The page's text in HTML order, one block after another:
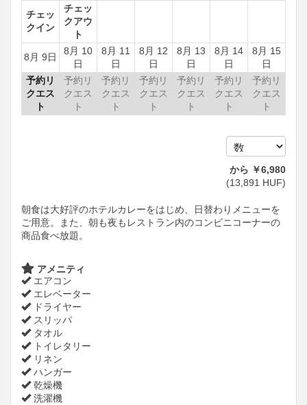
チェッ
クイン
チェッ
クアウ
ト
8月 9日
8月 10
日
8月 11
日
8月 12
日
8月 13
日
8月 14
日
8月 15
日
予約リ
クエス
ト
予約リ
クエス
ト
予約リ
クエス
ト
予約リ
クエス
ト
予約リ
クエス
ト
予約リ
クエス
ト
予約リ
クエス
ト
から ￥6,980
(13,891 HUF)
朝食は大好評のホテルカレーをはじめ、日替わりメニューを
ご用意。また、朝も夜もレストラン内のコンビニコーナーの
商品食べ放題。
アメニティ
エアコン
エレベーター
ドライヤー
スリッパ
タオル
トイレタリー
リネン
ハンガー
乾燥機
洗濯機